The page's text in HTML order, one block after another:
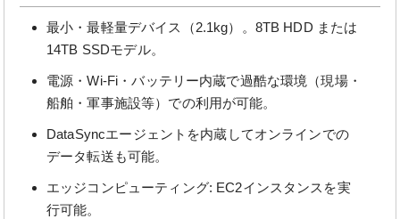
最小・最軽量デバイス（2.1kg）。8TB HDD または
14TB SSDモデル。
電源・Wi-Fi・バッテリー内蔵で過酷な環境（現場・
船舶・軍事施設等）での利用が可能。
DataSyncエージェントを内蔵してオンラインでの
データ転送も可能。
エッジコンピューティング: EC2インスタンスを実
行可能。